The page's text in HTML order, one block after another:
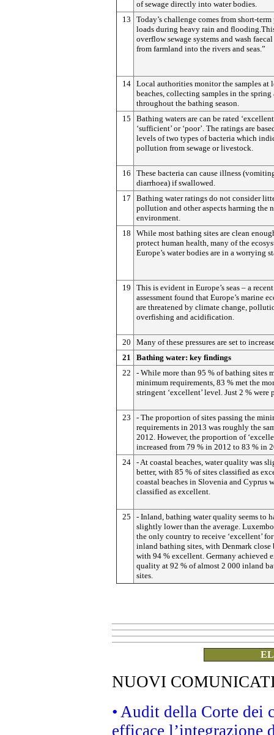
of sewage directly into water bodies.
13
Today’s challenge comes from short-
loads during heavy rain and
overflow sewage systems and wash
from farmland into the rivers and seas.”
14 Local authorities monitor the samples at
beaches, collecting samples in the spring
throughout the bathing season.
15
Bathing waters are can be rated
‘sufficient’ or ‘poor’. The ratings are
levels of two types of bacteria which
pollution from sewage or livestock.
16
These bacteria can cause illness
diarrhoea) if swallowed.
17
Bathing water ratings do not consider
pollution and other aspects harming the
environment.
18
While most bathing sites are clean
protect human health, many of the
Europe’s water bodies are in a worrying
19
This is evident in Europe’s seas – a recent
assessment found that Europe’s marine
are threatened by climate change,
overfishing and acidification.
20
Many of these pressures are set to
21
Bathing water: key findings
22
- While more than 95 % of bathing sites
minimum requirements, 83 % met the
stringent ‘excellent’ level. Just 2 % were
23
- The proportion of sites passing the
requirements in 2013 was roughly the
2012. However, the proportion of
increased from 79 % in 2012 to 83 % in
24 - At coastal beaches, water quality was
better, with 85 % of sites classified as
coastal beaches in Slovenia and Cyprus
classified as excellent.
25
- Inland, bathing water quality seems to
slightly lower than the average.
the only country to receive ‘excellent’
inland bathing sites, with Denmark close
with 94 % excellent. Germany achieved
quality at 92 % of almost 2 000 inland
sites.
NUOVI
• Audit della Corte dei
efficace l’integrazione